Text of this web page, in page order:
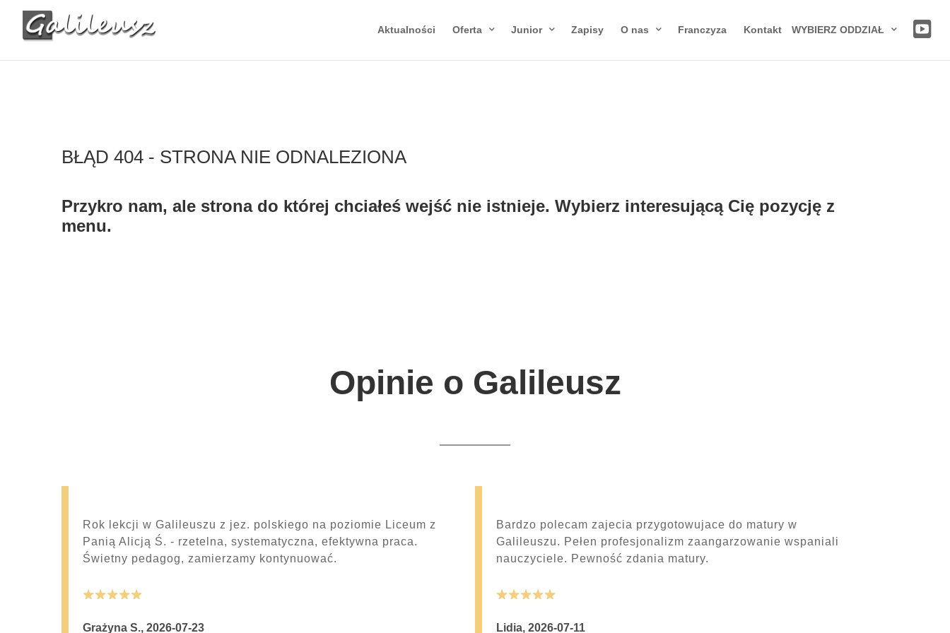
Aktualności Oferta Junior Zapisy O nas Franczyza Kontakt WYBIERZ ODDZIAŁ
BŁĄD 404 - STRONA NIE ODNALEZIONA
Przykro nam, ale strona do której chciałeś wejść nie istnieje. Wybierz interesującą Cię pozycję z
menu.
Opinie o Galileusz
Rok lekcji w Galileuszu z jez. polskiego na poziomie Liceum z
Panią Alicją Ś. - rzetelna, systematyczna, efektywna praca.
Świetny pedagog, zamierzamy kontynuować.
Grażyna S., 2026-07-23
Bardzo polecam zajecia przygotowujace do matury w
Galileuszu. Pełen profesjonalizm zaangarzowanie wspaniali
nauczyciele. Pewność zdania matury.
Lidia, 2026-07-11
5